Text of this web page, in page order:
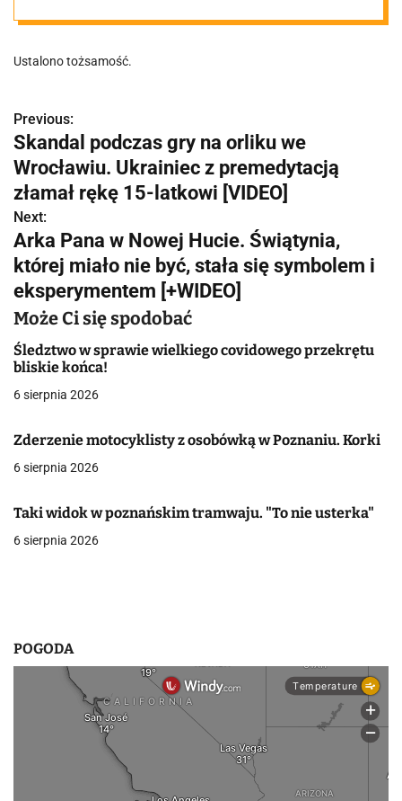
21-latek
podejrzewany o
podwójne
zabójstwo
Ustalono tożsamość.
N
a
w
i
g
a
c
j
a
w
p
s
Previous:
Skandal podczas gry na orliku we
Wrocławiu. Ukrainiec z premedytacją
złamał rękę 15-latkowi [VIDEO]
Next:
Arka Pana w Nowej Hucie. Świątynia,
której miało nie być, stała się symbolem i
eksperymentem [+WIDEO]
Może Ci się spodobać
Śledztwo w sprawie wielkiego covidowego przekrętu
bliskie końca!
6 sierpnia 2026
Zderzenie motocyklisty z osobówką w Poznaniu. Korki
6 sierpnia 2026
Taki widok w poznańskim tramwaju. "To nie usterka"
6 sierpnia 2026
POGODA